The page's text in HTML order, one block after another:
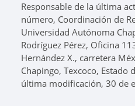
Responsable de la última
número, Coordinación de
Universidad Autónoma
Rodríguez Pérez, Oficina
Hernández X., carretera
Chapingo, Texcoco, Estado
última modificación, 30 de